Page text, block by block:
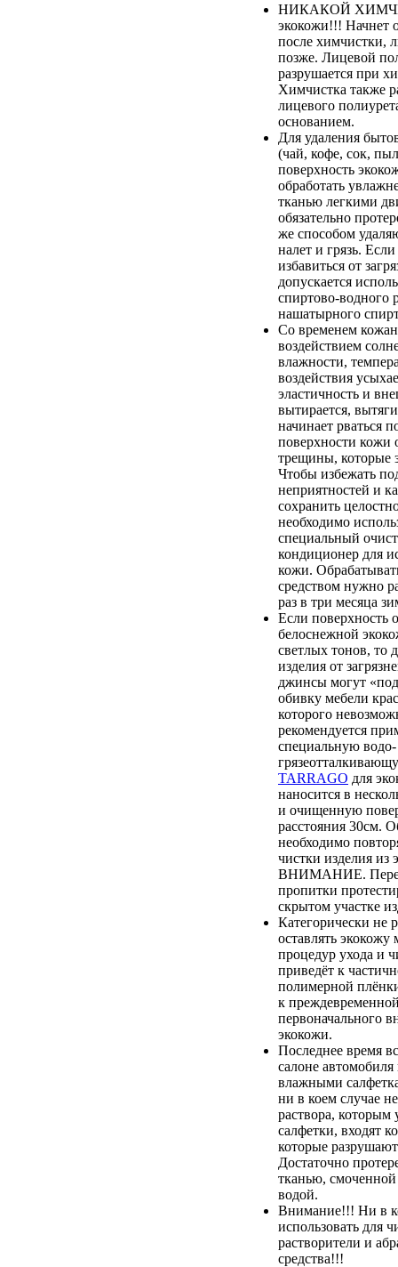
НИКАКОЙ
экокожи!!! Начнет
после химчистки,
позже. Лицевой
разрушается при
Химчистка также
лицевого
основанием.
Для удаления
(чай, кофе, сок,
поверхность
обработать
тканью легкими
обязательно
же способом
налет и грязь.
избавиться от
допускается
спиртово-водного
нашатырного
Со временем
воздействием
влажности,
воздействия
эластичность и
вытирается,
начинает рваться
поверхности кожи
трещины, которые
Чтобы избежать
неприятностей и
сохранить
необходимо
специальный
кондиционер для
кожи.
средством нужно
раз в три месяца
Если поверхность
белоснежной
светлых тонов, то
изделия от
джинсы могут
обивку мебели
которого
рекомендуется
специальную
TARRAGO для
наносится в
и очищенную
расстояния 30см.
необходимо
чистки изделия из
ВНИМАНИЕ.
пропитки
скрытом участке
Категорически не
оставлять экокожу
процедур ухода и
приведёт к
полимерной
к
первоначального
экокожи.
Последнее время
салоне
влажными
ни в коем случае
раствора,
салфетки, входят
которые
Достаточно
тканью,
водой.
Внимание!!! Ни в
использовать для
растворители и
средства!!!